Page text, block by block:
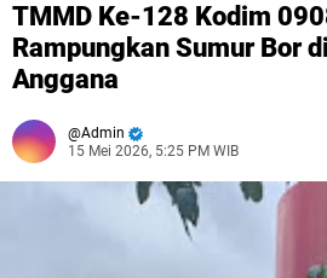
TMMD Ke-128 Kodim
Rampungkan Sumur Bor
Anggana
Admin
15 Mei 2026, 5:25 PM WIB